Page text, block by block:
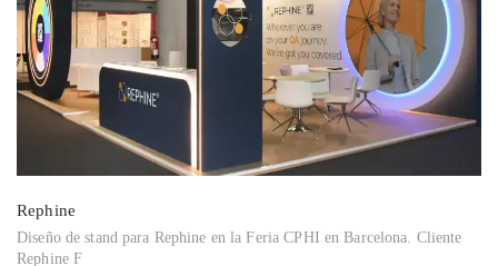
Rephine
Diseño de stand para Rephine en la Feria CPHI en Barcelona. Cliente
Rephine F